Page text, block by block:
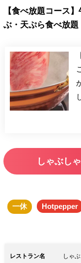
【食べ放題コース
ぶ・天ぷら食べ放題
しゃぶし
一休 Hotpepper
レストラン名
しゃ